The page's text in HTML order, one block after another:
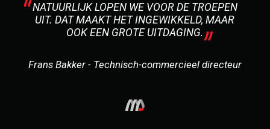
NATUURLIJK LOPEN WE VOOR DE TROEPEN
UIT. DAT MAAKT HET INGEWIKKELD, MAAR
OOK EEN GROTE UITDAGING.
Frans Bakker - Technisch-commercieel directeur